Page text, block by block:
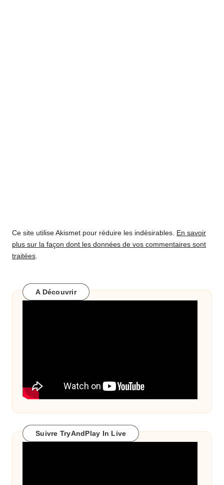
Ce site utilise Akismet pour réduire les indésirables. En savoir
plus sur la façon dont les données de vos commentaires sont
traitées.
A Découvrir
Suivre TryAndPlay In Live